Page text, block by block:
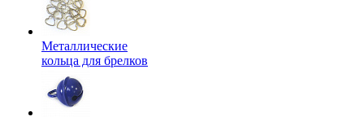
Металлические
кольца для брелков